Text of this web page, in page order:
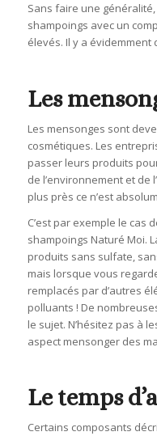
Sans faire une
shampoings avec un
élevés. Il y a
Les
Les mensonges sont
cosmétiques. Les
passer leurs produits
de l’environnement et de
plus près ce n’est
C’est par exemple le cas
shampoings Naturé Moi.
produits sans sulfate,
mais lorsque vous
remplacés par d’autres
polluants ! De
le sujet. N’hésitez pas à
aspect mensonger des
Le temps
Certains composants